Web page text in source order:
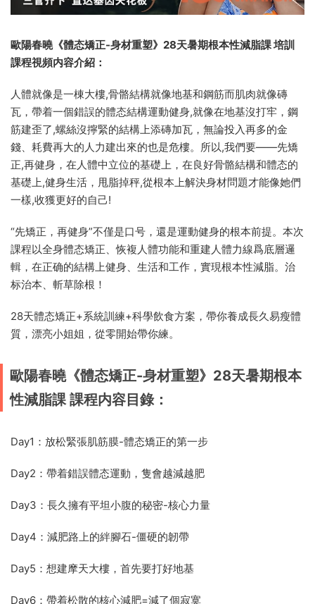
歐陽春曉《體态矯正-身材重塑》28天暑期根本性減脂課 培訓
課程視頻内容介紹：
人體就像是一棟大樓,骨骼結構就像地基和鋼筋而肌肉就像磚
瓦，帶着一個錯誤的體态結構運動健身,就像在地基沒打牢，鋼
筋建歪了,螺絲沒擰緊的結構上添磚加瓦，無論投入再多的金
錢、耗費再大的人力建出來的也是危樓。所以,我們要——先矯
正,再健身，在人體中立位的基礎上，在良好骨骼結構和體态的
基礎上,健身生活，甩脂掉秤,從根本上解決身材問題才能像她們
一樣,收獲更好的自己!
“先矯正，再健身”不僅是口号，還是運動健身的根本前提。本次
課程以全身體态矯正、恢複人體功能和重建人體力線爲底層邏
輯，在正确的結構上健身、生活和工作，實現根本性減脂。治
标治本、斬草除根！
28天體态矯正+系統訓練+科學飲食方案，帶你養成長久易瘦體
質，漂亮小姐姐，從零開始帶你練。
歐陽春曉《體态矯正-身材重塑》28天暑期根本
性減脂課 課程内容目錄：
Day1：放松緊張肌筋膜-體态矯正的第一步
Day2：帶着錯誤體态運動，隻會越減越肥
Day3：長久擁有平坦小腹的秘密-核心力量
Day4：減肥路上的絆腳石-僵硬的韌帶
Day5：想建摩天大樓，首先要打好地基
Day6：帶着松散的核心減肥=減了個寂寞